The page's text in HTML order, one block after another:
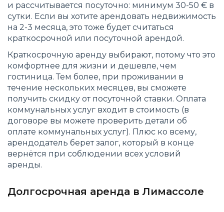
и рассчитывается посуточно: минимум 30-50 € в
сутки. Если вы хотите арендовать недвижимость
на 2-3 месяца, это тоже будет считаться
краткосрочной или посуточной арендой.
Краткосрочную аренду выбирают, потому что это
комфортнее для жизни и дешевле, чем
гостиница. Тем более, при проживании в
течение нескольких месяцев, вы сможете
получить скидку от посуточной ставки. Оплата
коммунальных услуг входит в стоимость (в
договоре вы можете проверить детали об
оплате коммунальных услуг). Плюс ко всему,
арендодатель берет залог, который в конце
вернётся при соблюдении всех условий
аренды.
Долгосрочная аренда в Лимассоле